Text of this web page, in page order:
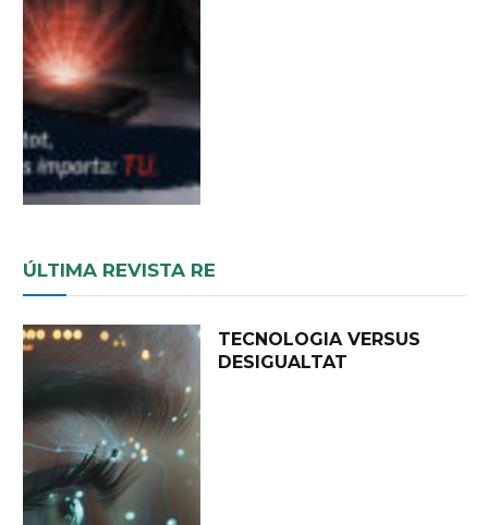
ÚLTIMA REVISTA RE
TECNOLOGIA VERSUS
DESIGUALTAT